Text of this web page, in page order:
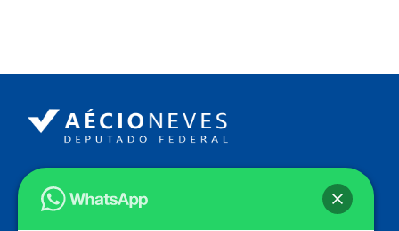
Endereço
Câmara dos Deputados
Ed. Principal, Ala C – Gabinete